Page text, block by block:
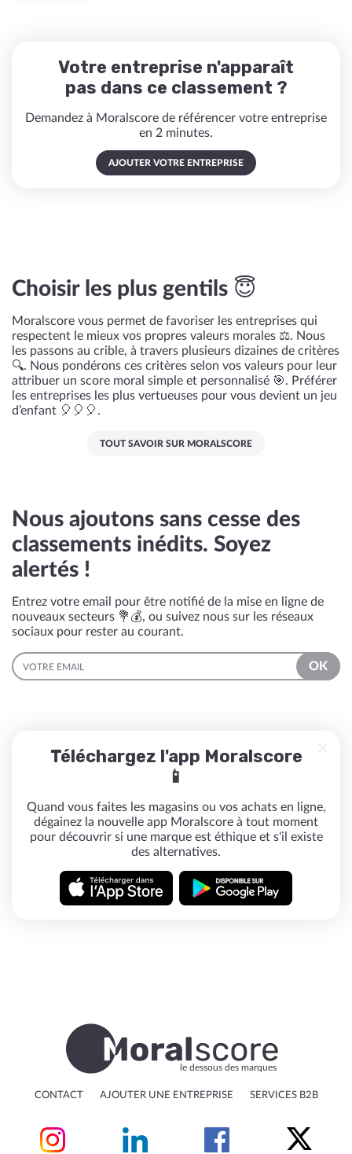
Votre entreprise n'apparaît
pas dans ce classement ?
Demandez à Moralscore de référencer votre entreprise
en 2 minutes.
AJOUTER VOTRE ENTREPRISE
Choisir les plus gentils 😇
Moralscore vous permet de favoriser les entreprises qui
respectent le mieux vos propres valeurs morales ⚖️. Nous
les passons au crible, à travers plusieurs dizaines de critères
🔍. Nous pondérons ces critères selon vos valeurs pour leur
attribuer un score moral simple et personnalisé 🎯. Préférer
les entreprises les plus vertueuses pour vous devient un jeu
d’enfant 🎈🎈🎈.
TOUT SAVOIR SUR MORALSCORE
Nous ajoutons sans cesse des
classements inédits. Soyez
alertés !
Entrez votre email pour être notifié de la mise en ligne de
nouveaux secteurs 💐💰, ou suivez nous sur les réseaux
sociaux pour rester au courant.
EMAIL
OK
Téléchargez l'app Moralscore
📱
Quand vous faites les magasins ou vos achats en ligne,
dégainez la nouvelle app Moralscore à tout moment
pour découvrir si une marque est éthique et s'il existe
des alternatives.
le dessous des marques
CONTACT AJOUTER UNE ENTREPRISE SERVICES B2B